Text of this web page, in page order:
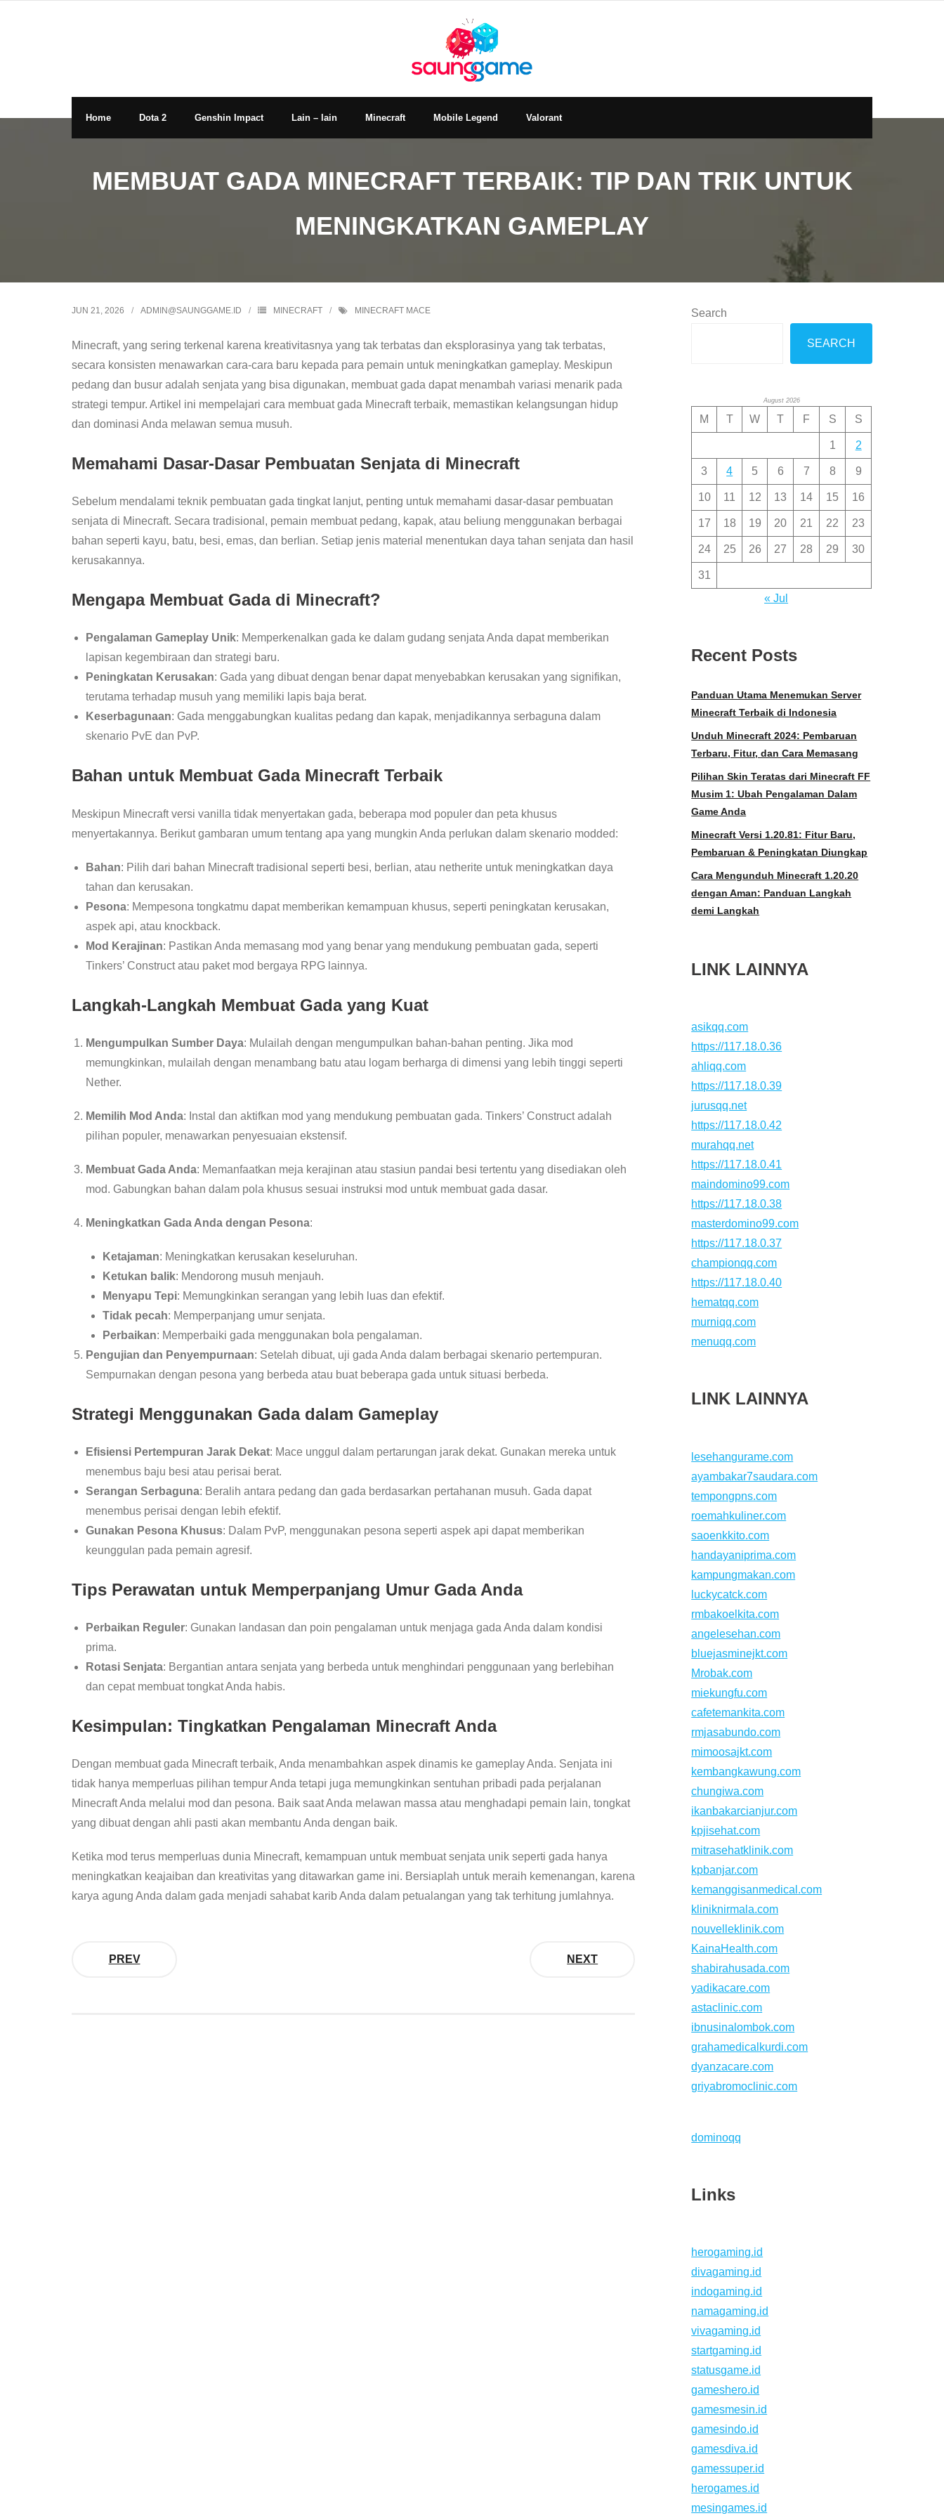
Home Dota 2 Genshin Impact Lain – lain Minecraft Mobile Legend Valorant
MEMBUAT GADA MINECRAFT TERBAIK: TIP DAN TRIK UNTUK
MENINGKATKAN GAMEPLAY
JUN 21, 2026 ADMIN@SAUNGGAME.ID MINECRAFT MINECRAFT MACE
Minecraft, yang sering terkenal karena kreativitasnya yang tak terbatas dan eksplorasinya yang tak terbatas,
secara konsisten menawarkan cara-cara baru kepada para pemain untuk meningkatkan gameplay. Meskipun
pedang dan busur adalah senjata yang bisa digunakan, membuat gada dapat menambah variasi menarik pada
strategi tempur. Artikel ini mempelajari cara membuat gada Minecraft terbaik, memastikan kelangsungan hidup
dan dominasi Anda melawan semua musuh.
Memahami Dasar-Dasar Pembuatan Senjata di Minecraft
Sebelum mendalami teknik pembuatan gada tingkat lanjut, penting untuk memahami dasar-dasar pembuatan
senjata di Minecraft. Secara tradisional, pemain membuat pedang, kapak, atau beliung menggunakan berbagai
bahan seperti kayu, batu, besi, emas, dan berlian. Setiap jenis material menentukan daya tahan senjata dan hasil
kerusakannya.
Mengapa Membuat Gada di Minecraft?
Pengalaman Gameplay Unik: Memperkenalkan gada ke dalam gudang senjata Anda dapat memberikan
lapisan kegembiraan dan strategi baru.
Peningkatan Kerusakan: Gada yang dibuat dengan benar dapat menyebabkan kerusakan yang signifikan,
terutama terhadap musuh yang memiliki lapis baja berat.
Keserbagunaan: Gada menggabungkan kualitas pedang dan kapak, menjadikannya serbaguna dalam
skenario PvE dan PvP.
Bahan untuk Membuat Gada Minecraft Terbaik
Meskipun Minecraft versi vanilla tidak menyertakan gada, beberapa mod populer dan peta khusus
menyertakannya. Berikut gambaran umum tentang apa yang mungkin Anda perlukan dalam skenario modded:
Bahan: Pilih dari bahan Minecraft tradisional seperti besi, berlian, atau netherite untuk meningkatkan daya
tahan dan kerusakan.
Pesona: Mempesona tongkatmu dapat memberikan kemampuan khusus, seperti peningkatan kerusakan,
aspek api, atau knockback.
Mod Kerajinan: Pastikan Anda memasang mod yang benar yang mendukung pembuatan gada, seperti
Tinkers’ Construct atau paket mod bergaya RPG lainnya.
Langkah-Langkah Membuat Gada yang Kuat
Mengumpulkan Sumber Daya: Mulailah dengan mengumpulkan bahan-bahan penting. Jika mod
memungkinkan, mulailah dengan menambang batu atau logam berharga di dimensi yang lebih tinggi seperti
Nether.
Memilih Mod Anda: Instal dan aktifkan mod yang mendukung pembuatan gada. Tinkers’ Construct adalah
pilihan populer, menawarkan penyesuaian ekstensif.
Membuat Gada Anda: Memanfaatkan meja kerajinan atau stasiun pandai besi tertentu yang disediakan oleh
mod. Gabungkan bahan dalam pola khusus sesuai instruksi mod untuk membuat gada dasar.
Meningkatkan Gada Anda dengan Pesona:
Ketajaman: Meningkatkan kerusakan keseluruhan.
Ketukan balik: Mendorong musuh menjauh.
Menyapu Tepi: Memungkinkan serangan yang lebih luas dan efektif.
Tidak pecah: Memperpanjang umur senjata.
Perbaikan: Memperbaiki gada menggunakan bola pengalaman.
Pengujian dan Penyempurnaan: Setelah dibuat, uji gada Anda dalam berbagai skenario pertempuran.
Sempurnakan dengan pesona yang berbeda atau buat beberapa gada untuk situasi berbeda.
Strategi Menggunakan Gada dalam Gameplay
Efisiensi Pertempuran Jarak Dekat: Mace unggul dalam pertarungan jarak dekat. Gunakan mereka untuk
menembus baju besi atau perisai berat.
Serangan Serbaguna: Beralih antara pedang dan gada berdasarkan pertahanan musuh. Gada dapat
menembus perisai dengan lebih efektif.
Gunakan Pesona Khusus: Dalam PvP, menggunakan pesona seperti aspek api dapat memberikan
keunggulan pada pemain agresif.
Tips Perawatan untuk Memperpanjang Umur Gada Anda
Perbaikan Reguler: Gunakan landasan dan poin pengalaman untuk menjaga gada Anda dalam kondisi
prima.
Rotasi Senjata: Bergantian antara senjata yang berbeda untuk menghindari penggunaan yang berlebihan
dan cepat membuat tongkat Anda habis.
Kesimpulan: Tingkatkan Pengalaman Minecraft Anda
Dengan membuat gada Minecraft terbaik, Anda menambahkan aspek dinamis ke gameplay Anda. Senjata ini
tidak hanya memperluas pilihan tempur Anda tetapi juga memungkinkan sentuhan pribadi pada perjalanan
Minecraft Anda melalui mod dan pesona. Baik saat Anda melawan massa atau menghadapi pemain lain, tongkat
yang dibuat dengan ahli pasti akan membantu Anda dengan baik.
Ketika mod terus memperluas dunia Minecraft, kemampuan untuk membuat senjata unik seperti gada hanya
meningkatkan keajaiban dan kreativitas yang ditawarkan game ini. Bersiaplah untuk meraih kemenangan, karena
karya agung Anda dalam gada menjadi sahabat karib Anda dalam petualangan yang tak terhitung jumlahnya.
PREV NEXT
Search
SEARCH
August 2026
M T W T F S S
1 2
3 4 5 6 7 8 9
10 11 12 13 14 15 16
17 18 19 20 21 22 23
24 25 26 27 28 29 30
31
« Jul
Recent Posts
Panduan Utama Menemukan Server
Minecraft Terbaik di Indonesia
Unduh Minecraft 2024: Pembaruan
Terbaru, Fitur, dan Cara Memasang
Pilihan Skin Teratas dari Minecraft FF
Musim 1: Ubah Pengalaman Dalam
Game Anda
Minecraft Versi 1.20.81: Fitur Baru,
Pembaruan & Peningkatan Diungkap
Cara Mengunduh Minecraft 1.20.20
dengan Aman: Panduan Langkah
demi Langkah
LINK LAINNYA
asikqq.com
https://117.18.0.36
ahliqq.com
https://117.18.0.39
jurusqq.net
https://117.18.0.42
murahqq.net
https://117.18.0.41
maindomino99.com
https://117.18.0.38
masterdomino99.com
https://117.18.0.37
championqq.com
https://117.18.0.40
hematqq.com
murniqq.com
menuqq.com
LINK LAINNYA
lesehangurame.com
ayambakar7saudara.com
tempongpns.com
roemahkuliner.com
saoenkkito.com
handayaniprima.com
kampungmakan.com
luckycatck.com
rmbakoelkita.com
angelesehan.com
bluejasminejkt.com
Mrobak.com
miekungfu.com
cafetemankita.com
rmjasabundo.com
mimoosajkt.com
kembangkawung.com
chungiwa.com
ikanbakarcianjur.com
kpjisehat.com
mitrasehatklinik.com
kpbanjar.com
kemanggisanmedical.com
kliniknirmala.com
nouvelleklinik.com
KainaHealth.com
shabirahusada.com
yadikacare.com
astaclinic.com
ibnusinalombok.com
grahamedicalkurdi.com
dyanzacare.com
griyabromoclinic.com
dominoqq
Links
herogaming.id
divagaming.id
indogaming.id
namagaming.id
vivagaming.id
startgaming.id
statusgame.id
gameshero.id
gamesmesin.id
gamesindo.id
gamesdiva.id
gamessuper.id
herogames.id
mesingames.id